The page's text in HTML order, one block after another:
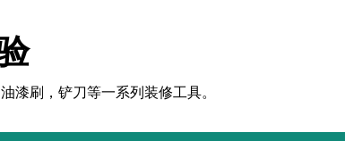
漆刷，铲刀等一系列装修工具。